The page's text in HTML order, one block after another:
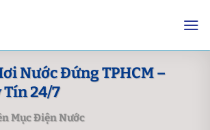
Nước Đứng TPHCM –
Tín 24/7
Mục Điện Nước